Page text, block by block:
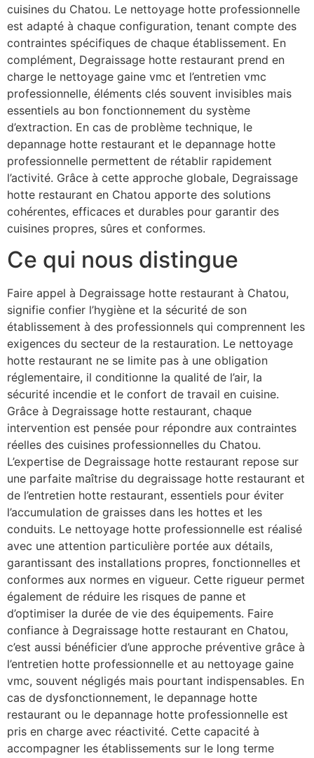
cuisines du Chatou. Le nettoyage hotte professionnelle
est adapté à chaque configuration, tenant compte des
contraintes spécifiques de chaque établissement. En
complément, Degraissage hotte restaurant prend en
charge le nettoyage gaine vmc et l’entretien vmc
professionnelle, éléments clés souvent invisibles mais
essentiels au bon fonctionnement du système
d’extraction. En cas de problème technique, le
depannage hotte restaurant et le depannage hotte
professionnelle permettent de rétablir rapidement
l’activité. Grâce à cette approche globale, Degraissage
hotte restaurant en Chatou apporte des solutions
cohérentes, efficaces et durables pour garantir des
cuisines propres, sûres et conformes.
Ce qui nous distingue
Faire appel à Degraissage hotte restaurant à Chatou,
signifie confier l’hygiène et la sécurité de son
établissement à des professionnels qui comprennent les
exigences du secteur de la restauration. Le nettoyage
hotte restaurant ne se limite pas à une obligation
réglementaire, il conditionne la qualité de l’air, la
sécurité incendie et le confort de travail en cuisine.
Grâce à Degraissage hotte restaurant, chaque
intervention est pensée pour répondre aux contraintes
réelles des cuisines professionnelles du Chatou.
L’expertise de Degraissage hotte restaurant repose sur
une parfaite maîtrise du degraissage hotte restaurant et
de l’entretien hotte restaurant, essentiels pour éviter
l’accumulation de graisses dans les hottes et les
conduits. Le nettoyage hotte professionnelle est réalisé
avec une attention particulière portée aux détails,
garantissant des installations propres, fonctionnelles et
conformes aux normes en vigueur. Cette rigueur permet
également de réduire les risques de panne et
d’optimiser la durée de vie des équipements. Faire
confiance à Degraissage hotte restaurant en Chatou,
c’est aussi bénéficier d’une approche préventive grâce à
l’entretien hotte professionnelle et au nettoyage gaine
vmc, souvent négligés mais pourtant indispensables. En
cas de dysfonctionnement, le depannage hotte
restaurant ou le depannage hotte professionnelle est
pris en charge avec réactivité. Cette capacité à
accompagner les établissements sur le long terme